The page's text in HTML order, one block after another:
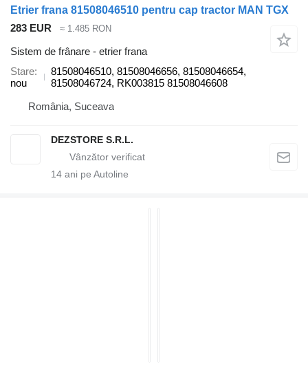
Etrier frana 81508046510 pentru cap tractor MAN TGX
283 EUR
≈ 1.485 RON
Sistem de frânare - etrier frana
Stare
nou
81508046510, 81508046656, 81508046654,
81508046724, RK003815 81508046608
România, Suceava
DEZSTORE S.R.L.
14 ani pe Autoline